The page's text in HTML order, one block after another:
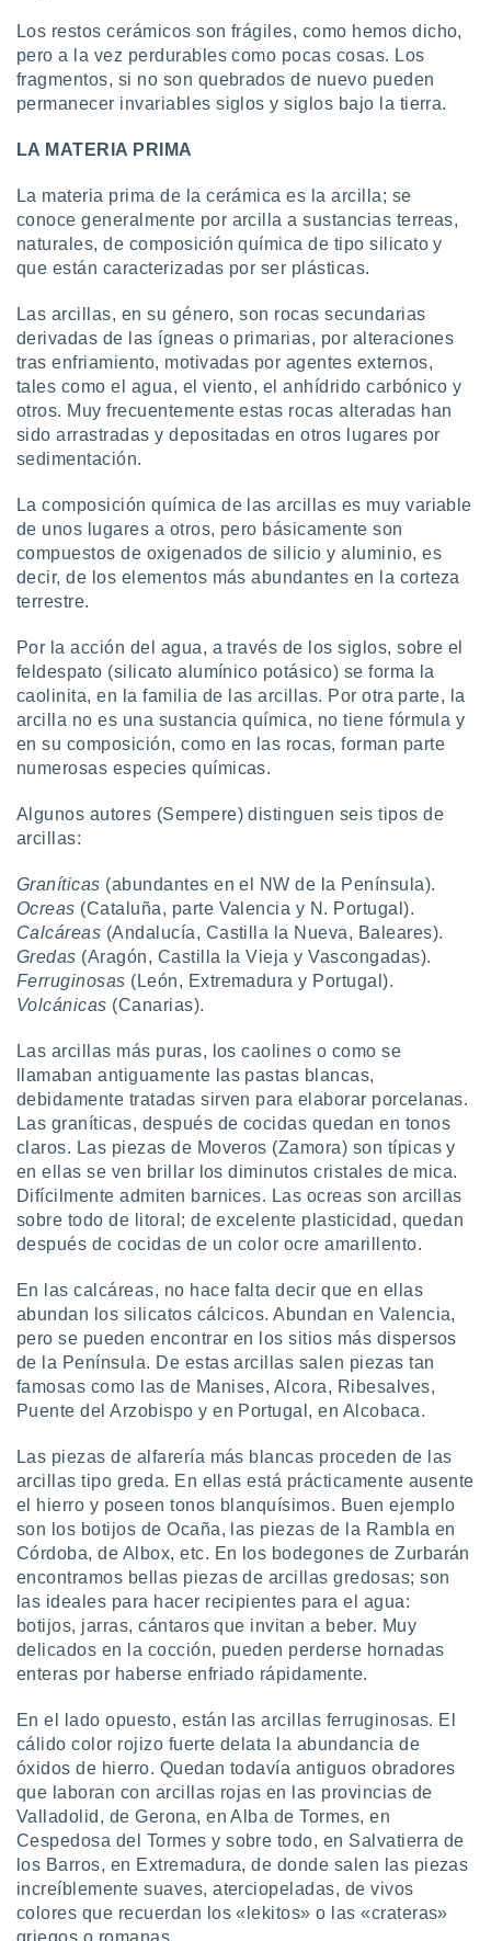
únicos
como
este sitio
IP
posible
traten tus
en
a lo que
Para
su
datos
momento
en
en
de
un
datos
perfiles
utilizar
crear un
uso de
medir el
la
el
del
de
a través
de
de
uso de
e
mediante
publicidad
1199
Los restos cerámicos son frágiles, como hemos dicho,
pero a la vez perdurables como pocas cosas. Los
fragmentos, si no son quebrados de nuevo pueden
permanecer invariables siglos y siglos bajo la tierra.
LA MATERIA PRIMA
La materia prima de la cerámica es la arcilla; se
conoce generalmente por arcilla a sustancias terreas,
naturales, de composición química de tipo silicato y
que están caracterizadas por ser plásticas.
Las arcillas, en su género, son rocas secundarias
derivadas de las ígneas o primarias, por alteraciones
tras enfriamiento, motivadas por agentes externos,
tales como el agua, el viento, el anhídrido carbónico y
otros. Muy frecuentemente estas rocas alteradas han
sido arrastradas y depositadas en otros lugares por
sedimentación.
La composición química de las arcillas es muy variable
de unos lugares a otros, pero básicamente son
compuestos de oxigenados de silicio y aluminio, es
decir, de los elementos más abundantes en la corteza
terrestre.
Por la acción del agua, a través de los siglos, sobre el
feldespato (silicato alumínico potásico) se forma la
caolinita, en la familia de las arcillas. Por otra parte, la
arcilla no es una sustancia química, no tiene fórmula y
en su composición, como en las rocas, forman parte
numerosas especies químicas.
Algunos autores (Sempere) distinguen seis tipos de
arcillas:
Graníticas (abundantes en el NW de la Península).
Ocreas (Cataluña, parte Valencia y N. Portugal).
Calcáreas (Andalucía, Castilla la Nueva, Baleares).
Gredas (Aragón, Castilla la Vieja y Vascongadas).
Ferruginosas (León, Extremadura y Portugal).
Volcánicas (Canarias).
Las arcillas más puras, los caolines o como se
llamaban antiguamente las pastas blancas,
debidamente tratadas sirven para elaborar porcelanas.
Las graníticas, después de cocidas quedan en tonos
claros. Las piezas de Moveros (Zamora) son típicas y
en ellas se ven brillar los diminutos cristales de mica.
Difícilmente admiten barnices. Las ocreas son arcillas
sobre todo de litoral; de excelente plasticidad, quedan
después de cocidas de un color ocre amarillento.
En las calcáreas, no hace falta decir que en ellas
abundan los silicatos cálcicos. Abundan en Valencia,
pero se pueden encontrar en los sitios más dispersos
de la Península. De estas arcillas salen piezas tan
famosas como las de Manises, Alcora, Ribesalves,
Puente del Arzobispo y en Portugal, en Alcobaca.
Las piezas de alfarería más blancas proceden de las
arcillas tipo greda. En ellas está prácticamente ausente
el hierro y poseen tonos blanquísimos. Buen ejemplo
son los botijos de Ocaña, las piezas de la Rambla en
Córdoba, de Albox, etc. En los bodegones de Zurbarán
encontramos bellas piezas de arcillas gredosas; son
las ideales para hacer recipientes para el agua:
botijos, jarras, cántaros que invitan a beber. Muy
delicados en la cocción, pueden perderse hornadas
enteras por haberse enfriado rápidamente.
En el lado opuesto, están las arcillas ferruginosas. El
cálido color rojizo fuerte delata la abundancia de
óxidos de hierro. Quedan todavía antiguos obradores
que laboran con arcillas rojas en las provincias de
Valladolid, de Gerona, en Alba de Tormes, en
Cespedosa del Tormes y sobre todo, en Salvatierra de
los Barros, en Extremadura, de donde salen las piezas
increíblemente suaves, aterciopeladas, de vivos
colores que recuerdan los «lekitos» o las «crateras»
griegos o romanas.